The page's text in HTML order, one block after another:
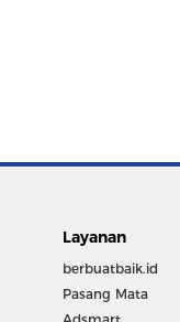
Layanan
berbuatbaik.id
Pasang Mata